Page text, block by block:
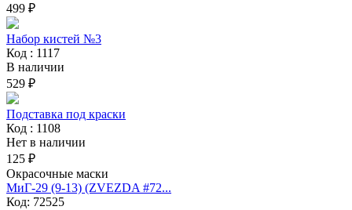
499 ₽
Набор кистей №3
Код : 1117
В наличии
529 ₽
Подставка под краски
Код : 1108
Нет в наличии
125 ₽
Окрасочные маски
МиГ-29 (9-13) (ZVEZDA #72...
Код: 72525